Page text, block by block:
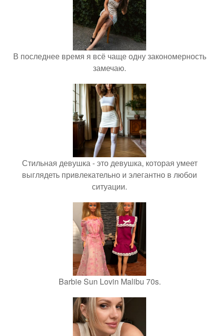
В последнее время я всё чаще одну закономерность
замечаю.
Стильная девушка - это девушка, которая умеет
выглядеть привлекательно и элегантно в любои
ситуации.
Barbie Sun Lovin Malibu 70s.